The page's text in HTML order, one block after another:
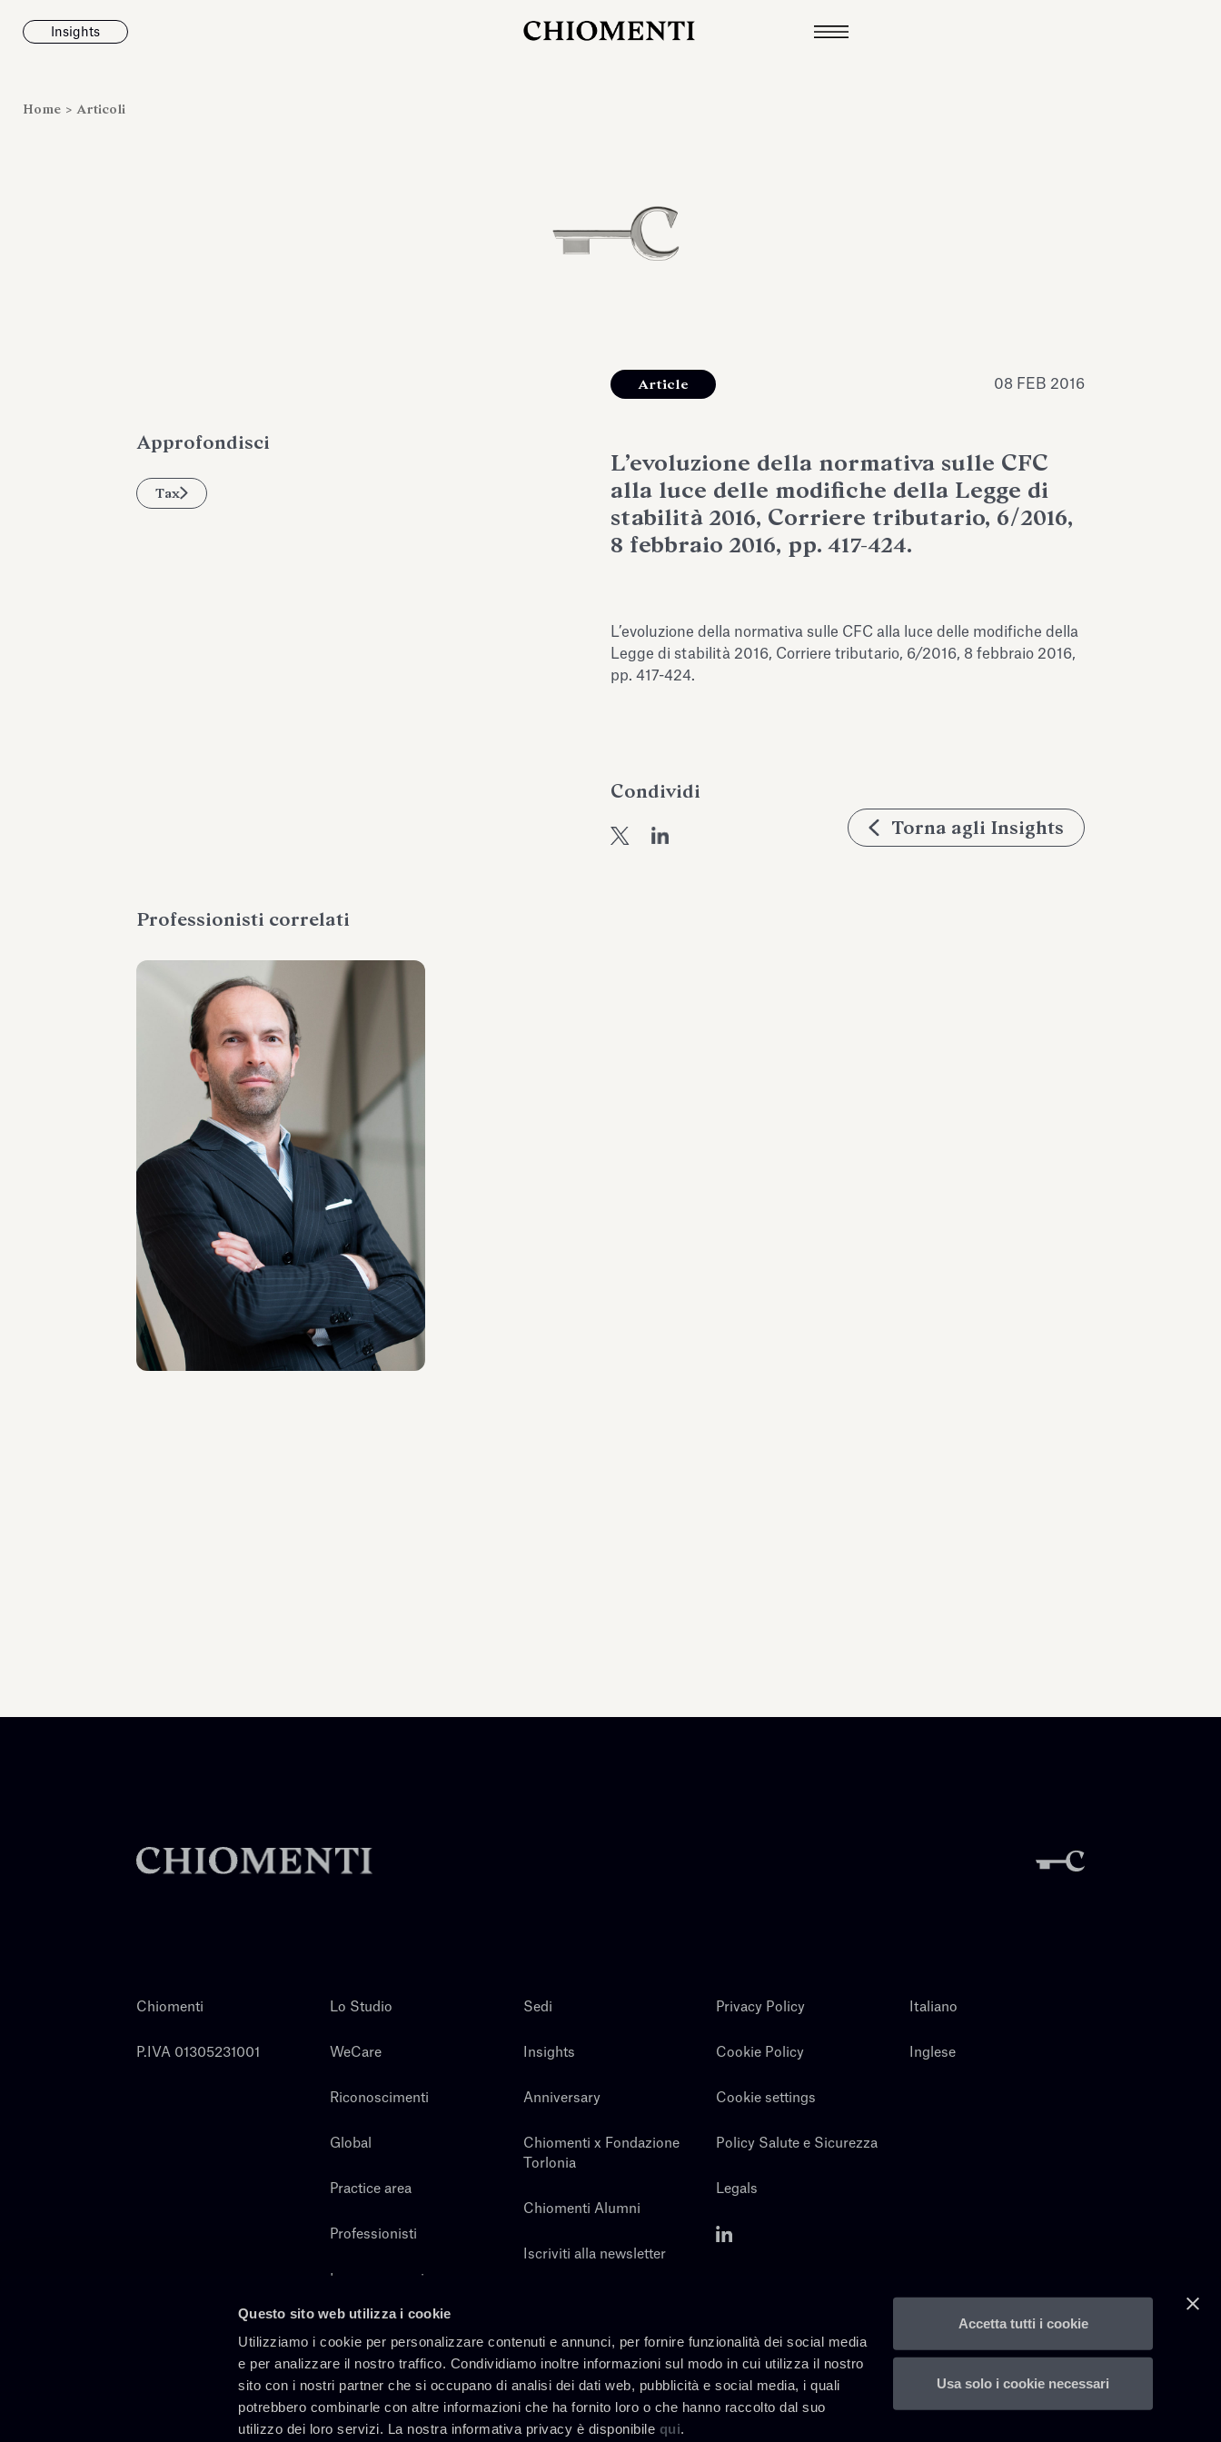
Questo sito web utilizza i cookie
Utilizziamo i cookie per personalizzare contenuti e annunci, per fornire funzionalità dei social media
e per analizzare il nostro traffico. Condividiamo inoltre informazioni sul modo in cui utilizza il nostro
sito con i nostri partner che si occupano di analisi dei dati web, pubblicità e social media, i quali
potrebbero combinarle con altre informazioni che ha fornito loro o che hanno raccolto dal suo
utilizzo dei loro servizi. La nostra informativa privacy è disponibile qui.
Accetta tutti i cookie
Usa solo i cookie necessari
Insights
Home > Articoli
Approfondisci
Tax
Article 08 FEB 2016
L’evoluzione della normativa sulle CFC
alla luce delle modifiche della Legge di
stabilità 2016, Corriere tributario, 6/2016,
8 febbraio 2016, pp. 417-424.
L’evoluzione della normativa sulle CFC alla luce delle modifiche della
Legge di stabilità 2016, Corriere tributario, 6/2016, 8 febbraio 2016,
pp. 417-424.
Condividi
Torna agli Insights
Professionisti correlati
PARTNER
Raul - Angelo Papotti
Milano
Scopri il professionista
Chiomenti
P.IVA 01305231001
Lo Studio
WeCare
Riconoscimenti
Global
Practice area
Professionisti
Lavora con noi
Sedi
Insights
Anniversary
Chiomenti x Fondazione
Torlonia
Chiomenti Alumni
Iscriviti alla newsletter
Privacy Policy
Cookie Policy
Cookie settings
Policy Salute e Sicurezza
Legals
Italiano
Inglese